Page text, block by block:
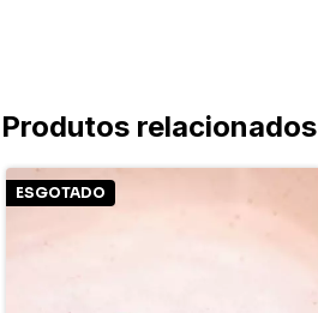
Produtos relacionados
ESGOTADO